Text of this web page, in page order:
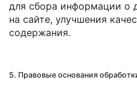
для сбора информации о
на сайте, улучшения
содержания.
5. Правовые основания